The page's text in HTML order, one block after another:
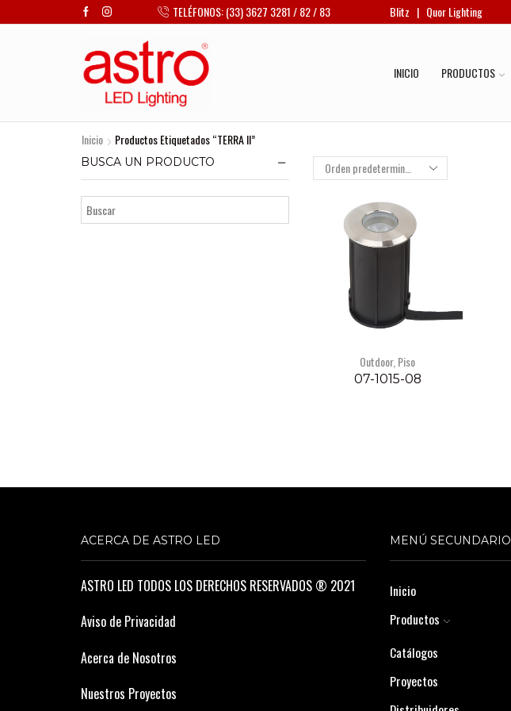
TELÉFONOS: (33) 3627 3281 / 82 / 83 Blitz | Quor Lighting
INICIO PRODUCTOS
Inicio Productos Etiquetados “TERRA II”
Outdoor, Piso
07-1015-08
BUSCA UN PRODUCTO
ACERCA DE ASTRO LED
ASTRO LED TODOS LOS DERECHOS RESERVADOS ® 2021
Aviso de Privacidad
Acerca de Nosotros
Nuestros Proyectos
MENÚ SECUNDARIO
Inicio
Productos
Catálogos
Proyectos